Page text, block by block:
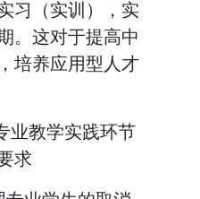
习（实训），实
。这对于提高中
培养应用型人才
业教学实践环节
求